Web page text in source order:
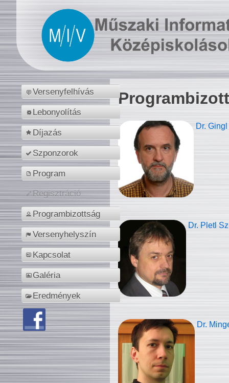
Versenyfelhívás
Lebonyolítás
Díjazás
Szponzorok
Program
Regisztráció
Programbizottság
Versenyhelyszín
Kapcsolat
Galéria
Eredmények
Dr.
Dr. Pletl
Dr.